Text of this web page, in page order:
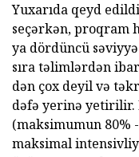
Yuxarıda qeyd
seçərkən, proqram
ya dördüncü
sıra təlimlərdən
dən çox deyil və
dəfə yerinə
(maksimumun
maksimal